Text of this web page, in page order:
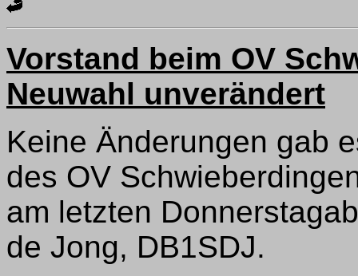
Vorstand beim OV
Neuwahl unverändert
Keine Änderungen gab
des OV
am letzten
de Jong, DB1SDJ.